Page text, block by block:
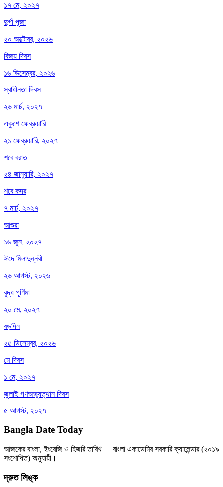
১৭ মে, ২০২৭
দুর্গা পূজা
২০ অক্টোবর, ২০২৬
বিজয় দিবস
১৬ ডিসেম্বর, ২০২৬
স্বাধীনতা দিবস
২৬ মার্চ, ২০২৭
একুশে ফেব্রুয়ারি
২১ ফেব্রুয়ারি, ২০২৭
শবে বরাত
২৪ জানুয়ারি, ২০২৭
শবে কদর
৭ মার্চ, ২০২৭
আশুরা
১৬ জুন, ২০২৭
ঈদে মিলাদুন্নবী
২৬ আগস্ট, ২০২৬
বুদ্ধ পূর্ণিমা
২০ মে, ২০২৭
বড়দিন
২৫ ডিসেম্বর, ২০২৬
মে দিবস
১ মে, ২০২৭
জুলাই গণঅভ্যুত্থান দিবস
৫ আগস্ট, ২০২৭
Bangla Date Today
আজকের বাংলা, ইংরেজি ও হিজরি তারিখ — বাংলা একাডেমির সরকারি ক্যালেন্ডার (২০১৯
সংশোধিত) অনুযায়ী।
দ্রুত লিঙ্ক